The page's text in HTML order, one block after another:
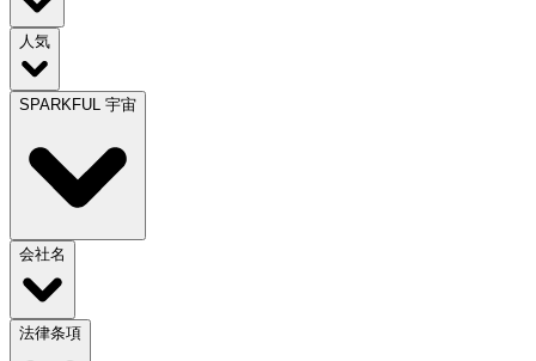
人気
SPARKFUL 宇宙
会社名
法律条項